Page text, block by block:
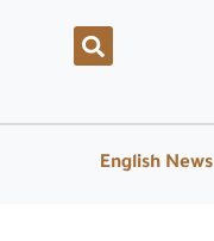
English News